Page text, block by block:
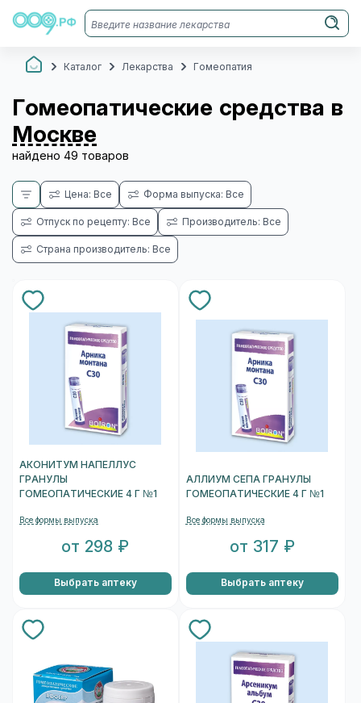
Каталог Лекарства Гомеопатия
Гомеопатические средства в
Москве
найдено 49 товаров
Цена: Все Форма выпуска: Все
Отпуск по рецепту: Все Производитель: Все
Страна производитель: Все
АКОНИТУМ НАПЕЛЛУС
ГРАНУЛЫ
ГОМЕОПАТИЧЕСКИЕ 4 Г №1
Все формы выпуска
от 298 ₽
Выбрать аптеку
АЛЛИУМ СЕПА ГРАНУЛЫ
ГОМЕОПАТИЧЕСКИЕ 4 Г №1
Все формы выпуска
от 317 ₽
Выбрать аптеку